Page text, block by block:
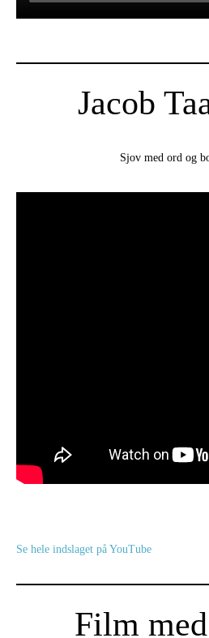
Jacob
Sjov med ord og
Se hele indslaget på YouTube
Film